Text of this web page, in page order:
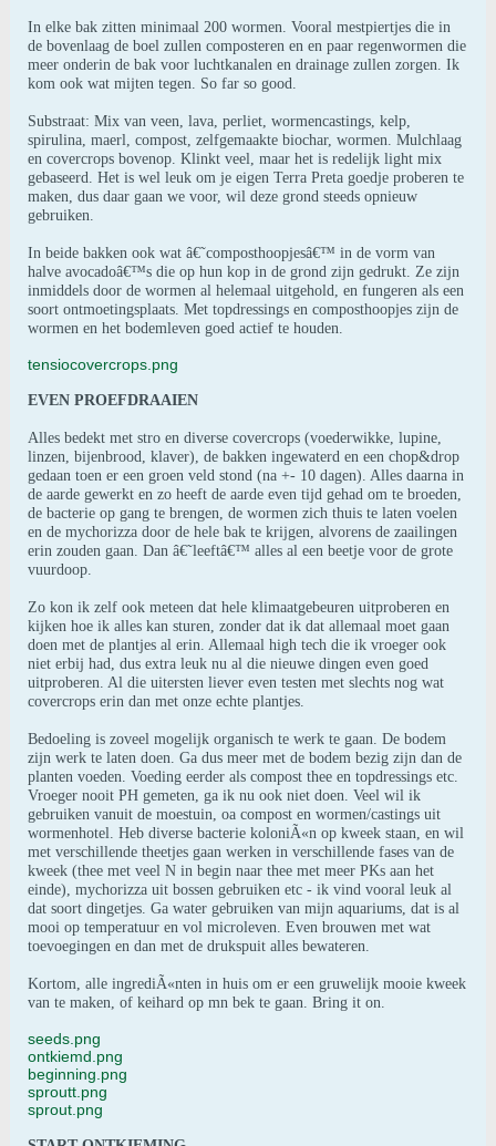
In elke bak zitten minimaal 200 wormen. Vooral mestpiertjes die in
de bovenlaag de boel zullen composteren en en paar regenwormen die
meer onderin de bak voor luchtkanalen en drainage zullen zorgen. Ik
kom ook wat mijten tegen. So far so good.
Substraat: Mix van veen, lava, perliet, wormencastings, kelp,
spirulina, maerl, compost, zelfgemaakte biochar, wormen. Mulchlaag
en covercrops bovenop. Klinkt veel, maar het is redelijk light mix
gebaseerd. Het is wel leuk om je eigen Terra Preta goedje proberen te
maken, dus daar gaan we voor, wil deze grond steeds opnieuw
gebruiken.
In beide bakken ook wat â€˜composthoopjesâ€™ in de vorm van
halve avocadoâ€™s die op hun kop in de grond zijn gedrukt. Ze zijn
inmiddels door de wormen al helemaal uitgehold, en fungeren als een
soort ontmoetingsplaats. Met topdressings en composthoopjes zijn de
wormen en het bodemleven goed actief te houden.
tensiocovercrops.png
EVEN PROEFDRAAIEN
Alles bedekt met stro en diverse covercrops (voederwikke, lupine,
linzen, bijenbrood, klaver), de bakken ingewaterd en een chop&drop
gedaan toen er een groen veld stond (na +- 10 dagen). Alles daarna in
de aarde gewerkt en zo heeft de aarde even tijd gehad om te broeden,
de bacterie op gang te brengen, de wormen zich thuis te laten voelen
en de mychorizza door de hele bak te krijgen, alvorens de zaailingen
erin zouden gaan. Dan â€˜leeftâ€™ alles al een beetje voor de grote
vuurdoop.
Zo kon ik zelf ook meteen dat hele klimaatgebeuren uitproberen en
kijken hoe ik alles kan sturen, zonder dat ik dat allemaal moet gaan
doen met de plantjes al erin. Allemaal high tech die ik vroeger ook
niet erbij had, dus extra leuk nu al die nieuwe dingen even goed
uitproberen. Al die uitersten liever even testen met slechts nog wat
covercrops erin dan met onze echte plantjes.
Bedoeling is zoveel mogelijk organisch te werk te gaan. De bodem
zijn werk te laten doen. Ga dus meer met de bodem bezig zijn dan de
planten voeden. Voeding eerder als compost thee en topdressings etc.
Vroeger nooit PH gemeten, ga ik nu ook niet doen. Veel wil ik
gebruiken vanuit de moestuin, oa compost en wormen/castings uit
wormenhotel. Heb diverse bacterie koloniÃ«n op kweek staan, en wil
met verschillende theetjes gaan werken in verschillende fases van de
kweek (thee met veel N in begin naar thee met meer PKs aan het
einde), mychorizza uit bossen gebruiken etc - ik vind vooral leuk al
dat soort dingetjes. Ga water gebruiken van mijn aquariums, dat is al
mooi op temperatuur en vol microleven. Even brouwen met wat
toevoegingen en dan met de drukspuit alles bewateren.
Kortom, alle ingrediÃ«nten in huis om er een gruwelijk mooie kweek
van te maken, of keihard op mn bek te gaan. Bring it on.
seeds.png
ontkiemd.png
beginning.png
sproutt.png
sprout.png